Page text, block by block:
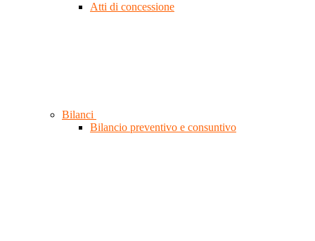
Atti di concessione
Bilanci
Bilancio preventivo e consuntivo